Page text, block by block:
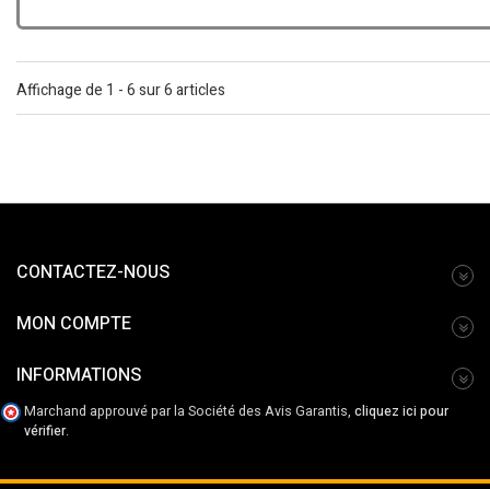
Affichage de 1 - 6 sur 6 articles
CONTACTEZ-NOUS
MON COMPTE
INFORMATIONS
Marchand approuvé par la Société des Avis Garantis, cliquez ici pour
vérifier.